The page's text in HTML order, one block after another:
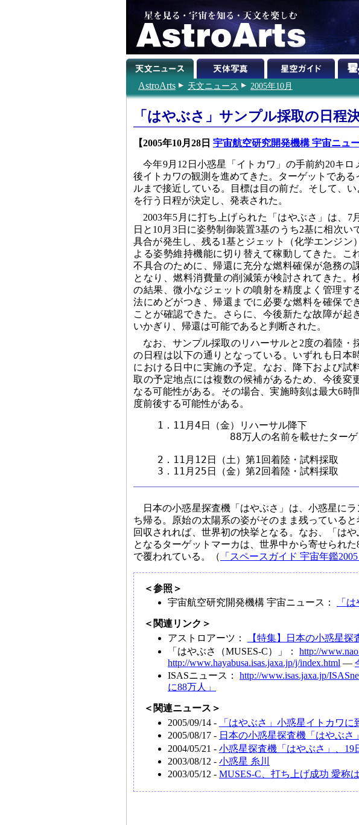
AstroArts 天文ニュース 2005年10月
「はやぶさ」サンプル採取の日程
【2005年10月28日 宇宙航空研究開発機構 宇宙ニュ
今年9月12日小惑星「イトカワ」の手前約20キ
後イトカワの観測を進めてきた。ターゲットである
ルまで接近している。目標は目の前だ。そして、
を行う日程が決定し、発表された。
2003年5月に打ち上げられた「はやぶさ」は、7
日と10月3日に姿勢制御装置3基のうち2基に相次い
具合が発生し、残る1基とジェット（化学エンジン
よる姿勢維持機能に切り替えて稼動してきた。こ
不具合のために、帰還に充分な燃料確保が急務の
となり、燃料消費量の削減策が検討されてきた。
の結果、微小なジェットの噴射を精度よく管理す
法にめどがつき、帰還までに必要な燃料を確保で
ことが確認できた。さらに、今後新たな故障が起
いかぎり、帰還は可能であると判断された。
なお、サンプル採取のリハーサルと2度の着陸・
の日程は以下の通りとなっている。いずれも日本
における日中に実施の予定。なお、降下および試
取の予定地点には複数の候補があるため、今後変
なる可能性がある。その場合、実施時刻は最大6時
度前後する可能性がある。
    1．11月4日（金）リハーサル降下
88万人の名前を載せたターゲット
    2．11月12日（土）第1回着陸・試料採取
日本の小惑星探査機「はやぶさ」は、小惑星に
ち帰る。原始の太陽系の姿がそのまま残っている
回収されれば、世界初の快挙となる。なお、「は
となるターゲットマーカは、世界中から寄せられ
で覆われている。（
「スペースガイド 宇宙年鑑2005
＜参照＞
宇宙航空研究開発機構 宇宙ニュース：
「
＜関連リンク＞
アストロアーツ：
【特集】日本の小惑星探
「はやぶさ（MUSES-C）」： http://
http://www.hayabusa.isas.jaxa.jp/j/index.html ―
ISASニュース： http://www.isas.jaxa.jp/
に88万人」
＜関連ニュース＞
2005/09/14 -
「はやぶさ」小惑星イトカワに
2005/08/17 - 日本の小惑星探査機「はやぶ
2004/05/21 - 小惑星探査機「はやぶさ」、19
2003/08/12 - 小惑星 糸川
2003/05/12 - MUSES-C、打ち上げ成功 愛称